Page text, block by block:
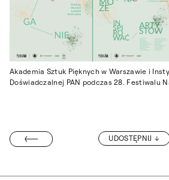
Akademia Sztuk Pięknych w Warszawie i
Doświadczalnej PAN podczas 28. Festiwalu
UDOSTĘPNIJ
NR 6